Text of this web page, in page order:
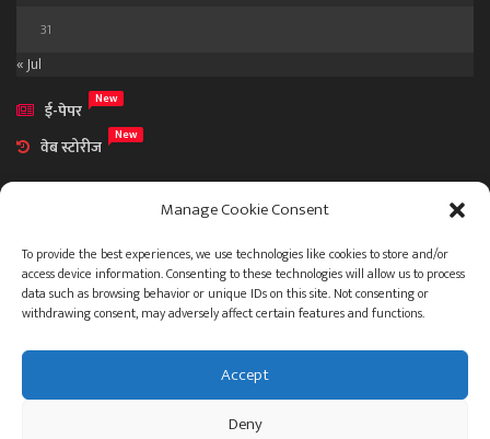
Manage Cookie Consent
To provide the best experiences, we use technologies like cookies to store and/or
access device information. Consenting to these technologies will allow us to process
data such as browsing behavior or unique IDs on this site. Not consenting or
withdrawing consent, may adversely affect certain features and functions.
Accept
Deny
31
« Jul
ई-पेपर
New
वेब स्टोरीज New
आमच्या विषयी
संपर्क